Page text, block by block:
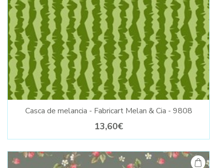
Casca de melancia - Fabricart Melan & Cia - 9808
13,60€